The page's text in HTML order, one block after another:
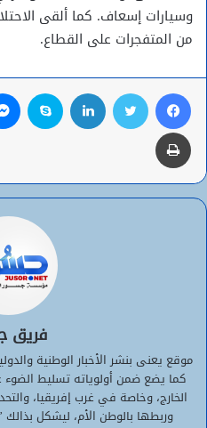
من المتفجرات على القطاع.
فيسبوك تويتر لينكدإن
طباعة
فريق
موقع يعنى بنشر الأخبار الوطنية
كما يضع ضمن أولوياته تسليط الضوء
الخارج، وخاصة في غرب إفريقيا،
وربطها بالوطن الأم، ليشكل